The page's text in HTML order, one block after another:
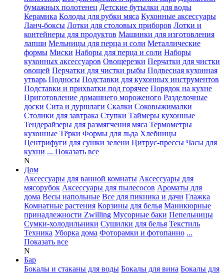
бумажных полотенец Детские бутылки для воды
Керамика Колоды для рубки мяса Кухонные аксессуары
Ланч-боксы Лотки для столовых приборов Лотки и
контейнеры для продуктов Машинки для изготовления
лапши Мельницы для перца и соли Металлические
формы Миски Наборы для перца и соли Наборы
кухонных аксессуаров Овощерезки Перчатки для чистки
овощей Перчатки для чистки рыбы Подвесная кухонная
утварь Подносы Подставки для кухонных инструментов
Подставки и прихватки под горячее Порядок на кухне
Приготовление домашнего мороженого Разделочные
доски Сита и дуршлаги Скалки Соковыжималки
Столики для завтрака Ступки Таймеры кухонные
Тендерайзеры для размягчения мяса Термометры
кухонные Тёрки Формы для льда Хлебницы
Центрифуги для сушки зелени Цитрус-прессы Часы для
кухни ... Показать все
N
Дом
Аксессуары для ванной комнаты Аксессуары для
мясорубок Аксессуары для пылесосов Ароматы для
дома Весы напольные Все для пикника и дачи Глажка
Комнатные растения Корзины для белья Маникюрные
принадлежности Zwilling Мусорные баки Пепельницы
Сумки-холодильники Сушилки для белья Текстиль
Техника Уборка дома Фоторамки и фотопанно ...
Показать все
N
Бар
Бокалы и стаканы для воды Бокалы для вина Бокалы для